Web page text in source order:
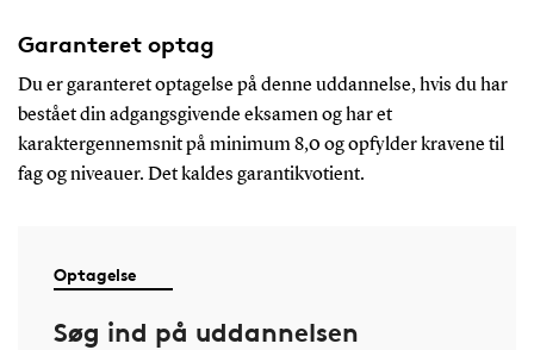
Garanteret optag
Du er garanteret optagelse på denne uddannelse, hvis du har
bestået din adgangsgivende eksamen og har et
karaktergennemsnit påminimum8,0 og opfylderkravene til
fag og niveauer. Det kaldes garantikvotient.
Optagelse
Søg ind på uddannelsen